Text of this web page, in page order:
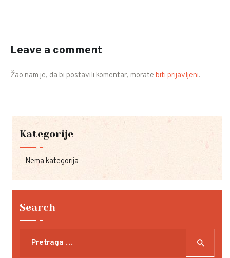
Leave a comment
Žao nam je, da bi postavili komentar, morate biti prijavljeni.
Kategorije
Nema kategorija
Search